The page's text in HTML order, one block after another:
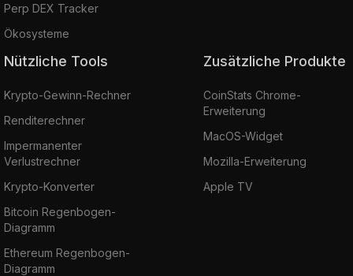
Perp DEX Tracker
Ökosysteme
Nützliche Tools
Krypto-Gewinn-Rechner
Renditerechner
Impermanenter
Verlustrechner
Krypto-Konverter
Bitcoin Regenbogen-
Diagramm
Ethereum Regenbogen-
Diagramm
Zusätzliche Produkte
CoinStats Chrome-
Erweiterung
MacOS-Widget
Mozilla-Erweiterung
Apple TV